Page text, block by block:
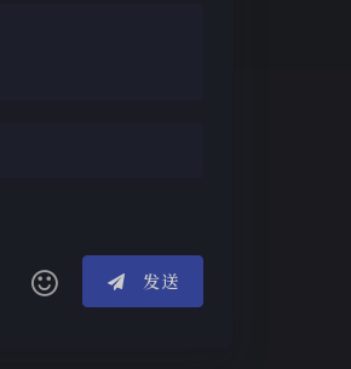
浅阴影 深阴影
发送